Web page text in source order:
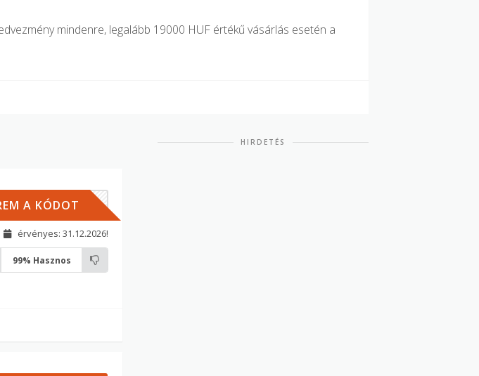
mindenre, legalább 19000 HUF értékű vásárlás esetén a
LDIK
A KÓDOT
érvényes: 31.12.2026!
99% Hasznos
HIRDETÉS